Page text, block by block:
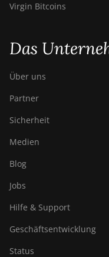
Virgin Bitcoins
Das
Über uns
Partner
Sicherheit
Medien
Blog
Jobs
Hilfe & Support
Geschäftsentwicklung
Status